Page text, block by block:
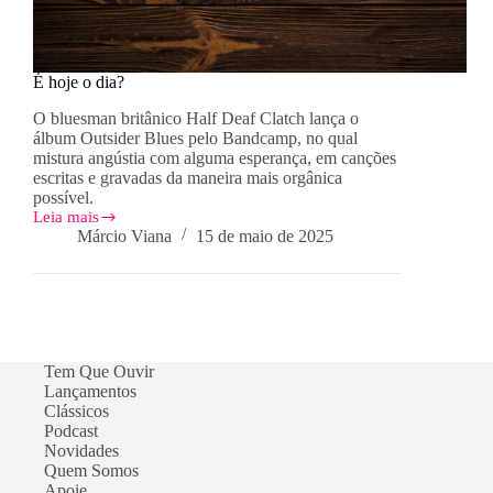
É hoje o dia?
O bluesman britânico Half Deaf Clatch lança o
álbum Outsider Blues pelo Bandcamp, no qual
mistura angústia com alguma esperança, em canções
escritas e gravadas da maneira mais orgânica
possível.
Leia mais
É
Márcio Viana 15 de maio de 2025
Tem Que Ouvir
Lançamentos
Clássicos
Podcast
Novidades
Quem Somos